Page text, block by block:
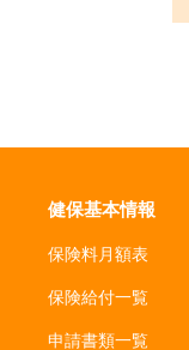
健保基本情報
保険料月額表
保険給付一覧
申請書類一覧